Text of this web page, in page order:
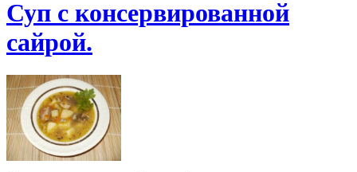
Суп с консервированной
сайрой.